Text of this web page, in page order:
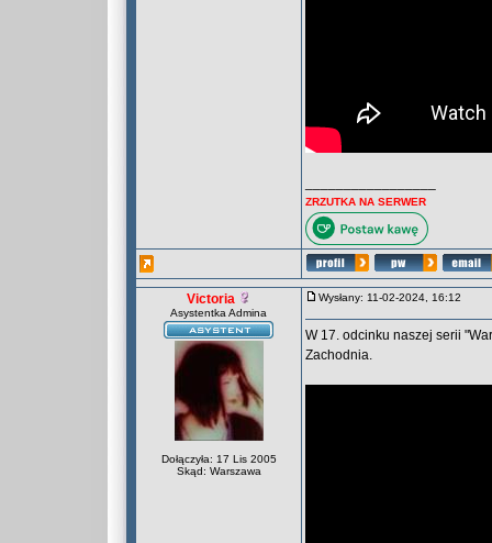
ZRZUTKA NA SERWER
Victoria
Asystentka Admina
Dołączyła: 17 Lis 2005
Skąd: Warszawa
Wysłany: 11-02-2024, 16:12
W 17. odcinku naszej serii
Zachodnia.